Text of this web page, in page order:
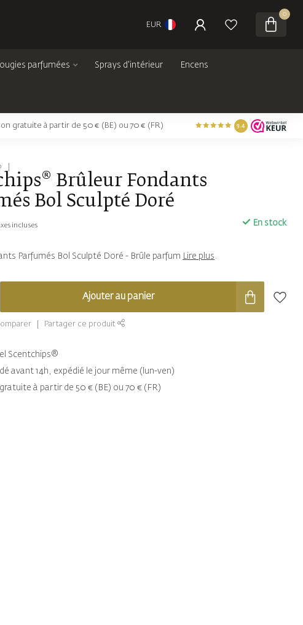
EUR
0
parfumées Sprays d'intérieur Encens
gratuite à partir de 50 € (BE) ou 70 € (FR) 9.4
Brûleur Fondants
Bol Sculpté Doré
incluses En stock
Parfumés Bol Sculpté Doré - Brûle parfum Lire plus .
Ajouter au panier
Partager ce produit
Scentchips®
avant 14h, expédié le jour même (lun-ven)
à partir de 50 € (BE) ou 70 € (FR)